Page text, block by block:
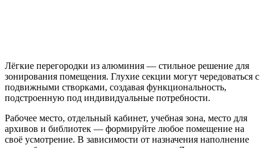
Лёгкие перегородки из алюминия — стильное решение для
зонирования помещения. Глухие секции могут чередоваться с
подвижными створками, создавая функциональность,
подстроенную под индивидуальные потребности.
Рабочее место, отдельный кабинет, учебная зона, место для
архивов и библиотек — формируйте любое помещение на
своё усмотрение. В зависимости от назначения наполнение